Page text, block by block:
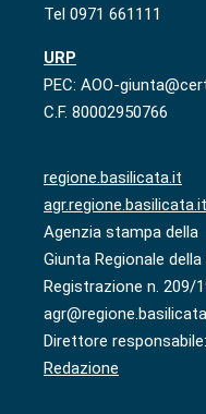
Tel 0971 661111
URP
PEC: AOO-
C.F. 80002950766
regione.basilicata.it
agr.regione.basilicata.it
Agenzia stampa della
Giunta Regionale
Registrazione n. 209/
Direttore responsabile:
Redazione